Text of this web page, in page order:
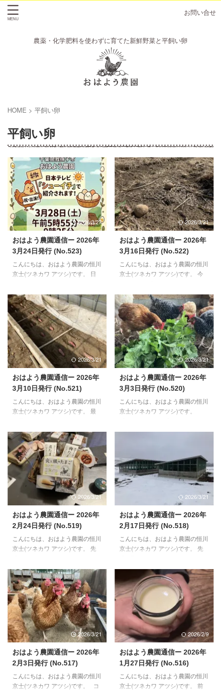
お問い合せ
農薬・化学肥料を使わずに育てた新鮮野菜と平飼い卵
HOME > 平飼い卵
平飼い卵
2026/3/27
おはよう農園通信ー 2026年
3月24日発行 (No.523)
こんにちは、おはよう農園の恒川
京士(ツネカワ アツシ)です。 日
入りも遅くなりつつある今日この
頃。朝起きるのが楽になり、夕方
も冷たい風を受けることが少なく
なりました。 28日（土）日本テ
レビ系列で放送されるシューイチ
という番組内で、おはよう農園を
取り上げていただくことになりま
した。 番組は、AM5:55~AM9:25
ですが、8:40前後ぐらいに出るそ
うです（ドキドキ）。 【鶏さん
と周辺のご様子】 おかげで、鶏
さんたちの活動時間が長くなり、
食欲も増えてきました。卵も徐々
2026/3/21
おはよう農園通信ー 2026年
3月16日発行 (No.522)
こんにちは、おはよう農園の恒川
京士(ツネカワ アツシ)です。 今
から5月いっぱいぐらいまでは、
野菜の作業がメインになる当園で
す。 合間に、来月やってくる初
生雛のお世話、放し飼いスペース
づくりの継続、この辺りを並行し
てやっていく予定です。 【鶏さ
んのご様子】 若い世代を中心に
産卵が春モードになりました。一
番若い世代の子たちの産卵も、先
週14日から始まりました。生後
134日目での初卵になり、ここ数
日の間は、３～5個/日ぐらいのペ
ースで進んでおります。しばらく
2026/3/21
おはよう農園通信ー 2026年
3月10日発行 (No.521)
こんにちは、おはよう農園の恒川
京士(ツネカワ アツシ)です。 最
代、半導体製造にかかわる業界で
お仕事していました。退職する
1~2年前からAI用の半導体製造の
開発が行われていたような気がし
ます。人の役割だった仕事が、AI
にとって代わる。そんな時代が来
ると、当時予見しておりました。
考えなくても、自動的に様々なタ
スクや事が成せるようになると、
人が退化していくのではと思った
りもしてました。 農業の世界に
入った理由の一つは、自ら考え
て、決めて、行う・・・そんな仕
2026/3/21
おはよう農園通信ー 2026年
3月3日発行 (No.520)
こんにちは、おはよう農園の恒川
京士(ツネカワ アツシ)です。
のたち産卵が少なめだった2月。
んどなく、今年は無いのかなと半
信半疑でした。が、実際には私自
身のインフルエンザダウンに合わ
さる形で、2月14日ごろから2週
間ほど急降下。 この休産期間中
は、いつものお食事に加え、5~6
年ほど放置しておいた枯れ松葉の
腐葉土、まだまだ少ないですが、
青草を毎日あげることで、身体の
バランスを整え、鶏さんたちの習
2026/3/21
おはよう農園通信ー 2026年
2月24日発行 (No.519)
こんにちは、おはよう農園の恒川
京士(ツネカワ アツシ)です。 先
た、スーパーマーケットトレード
ショーに参加してきました。船橋
駅直結の東武百貨店で月一開催し
ているマルシェのメンバーとの共
同出展という形で出させて頂きま
した。 前向きなお話も頂きまし
たので、御縁ができればいいなぁ
と思います。 【畑の準備中】 明
日からしばらく雨予報のため、降
り終わってある程度畑が乾いた
ら、スナップエンドウと葉物野菜
種まき、ジャガイモの植付を行っ
て以降と思います。播種後に、雨
2026/3/21
おはよう農園通信ー 2026年
2月17日発行 (No.518)
こんにちは、おはよう農園の恒川
京士(ツネカワ アツシ)です。 先
エンザB型をうつされてしまいダ
ウンしてしまった1週間でした。
そして、農業を始めてからずっと
書いてきた、おはよう農園通信も
先週始めてお休みしました。その
ため、2週間ぶりに書いておりま
す。 【畑の準備中】 ある程度、
畝づくりを進めておりましたが、
もう3本作っておきたいなという
思いです。 その一方で、出来上
がった畝を使ってスナップエンド
ウの種まき、ジャガイモの植付、
葉物野菜の種まきを、来週以降に
2026/3/21
おはよう農園通信ー 2026年
2月3日発行 (No.517)
こんにちは、おはよう農園の恒川
京士(ツネカワ アツシ)です。 コ
2026/2/9
おはよう農園通信ー 2026年
1月27日発行 (No.516)
こんにちは、おはよう農園の恒川
京士(ツネカワ アツシ)です。 前